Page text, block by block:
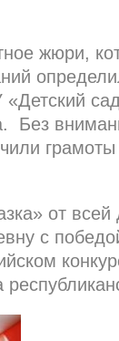
жюри,
Без
от
с